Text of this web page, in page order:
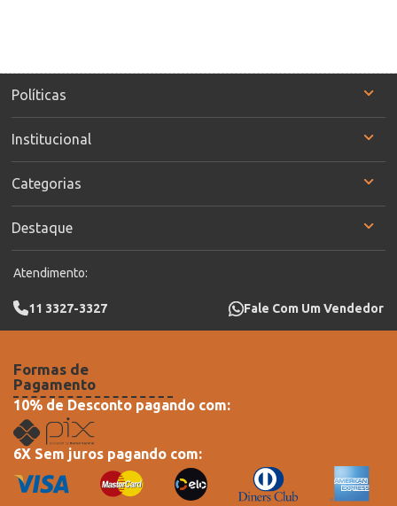
Políticas
Institucional
Categorias
Destaque
Atendimento:
11 3327-3327 Fale Com Um Vendedor
Formas de
Pagamento
10% de Desconto pagando com:
6X Sem juros pagando com: